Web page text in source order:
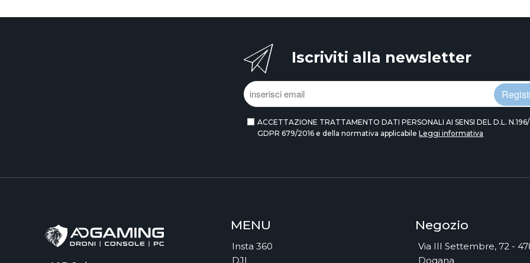
Iscriviti alla newsletter
ACCETTAZIONE TRATTAMENTO DATI PERSONALI AI SENSI DEL D.L.
GDPR 679/2016 e della normativa applicabileLeggi informativa
MENU
Insta 360
DJI
Negozio
Via III Settembre, 72 -
Dogana